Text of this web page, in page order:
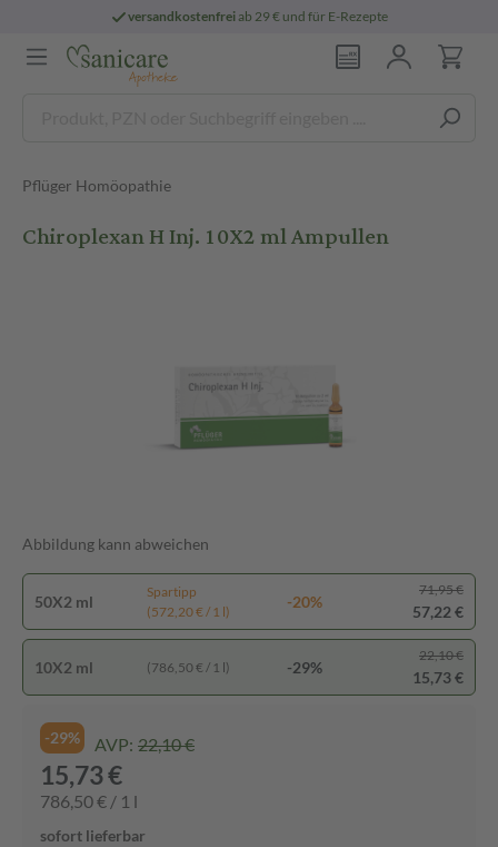
versandkostenfreiab 29 € und für E-Rezepte
Pflüger Homöopathie
Chiroplexan H Inj. 10X2 ml Ampullen
Abbildung kann abweichen
50X2 ml
Spartipp
(572,20 € / 1 l)
-20%
71,95 €
57,22 €
10X2 ml (786,50 € / 1 l) -29%
22,10 €
15,73 €
-29% AVP: 22,10 €
15,73 €
786,50 € / 1 l
sofort lieferbar